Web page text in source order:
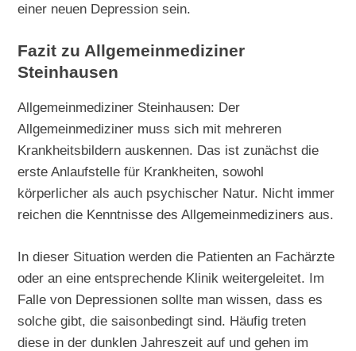
einer neuen Depression sein.
Fazit zu Allgemeinmediziner
Steinhausen
Allgemeinmediziner Steinhausen: Der
Allgemeinmediziner muss sich mit mehreren
Krankheitsbildern auskennen. Das ist zunächst die
erste Anlaufstelle für Krankheiten, sowohl
körperlicher als auch psychischer Natur. Nicht immer
reichen die Kenntnisse des Allgemeinmediziners aus.
In dieser Situation werden die Patienten an Fachärzte
oder an eine entsprechende Klinik weitergeleitet. Im
Falle von Depressionen sollte man wissen, dass es
solche gibt, die saisonbedingt sind. Häufig treten
diese in der dunklen Jahreszeit auf und gehen im